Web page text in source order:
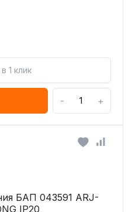
1 клик
- +
БАП 043591 ARJ-
IP20